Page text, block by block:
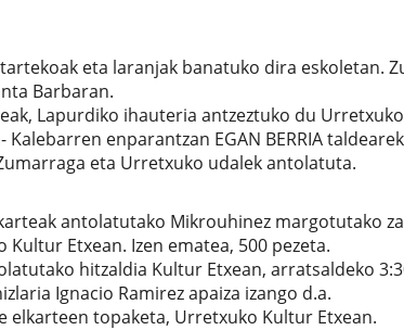
eta laranjak banatuko dira eskoletan.
Barbaran.
Lapurdiko ihauteria antzeztuko du
Kalebarren enparantzan EGAN BERRIA
eta Urretxuko udalek antolatuta.
antolatutako Mikrouhinez margotutako
Etxean. Izen ematea, 500 pezeta.
hitzaldia Kultur Etxean, arratsaldeko
Ignacio Ramirez apaiza izango d.a.
elkarteen topaketa, Urretxuko Kultur Etxean.